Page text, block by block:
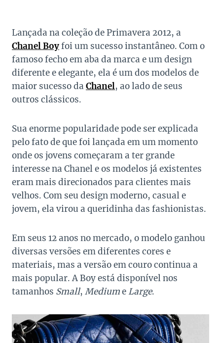
Lançada na coleção de Primavera 2012, a
Chanel Boyfoi um sucesso instantâneo. Com o
famoso fecho em aba da marca e um design
diferente e elegante, ela é um dos modelos de
maior sucesso da Chanel, ao lado de seus
outros clássicos.
Sua enorme popularidade pode ser explicada
pelo fato de que foi lançada em um momento
onde os jovens começaram a ter grande
interesse na Chanel e os modelos já existentes
eram mais direcionados para clientes mais
velhos. Com seu design moderno, casual e
jovem, ela virou a queridinha das fashionistas.
Em seus 12 anos no mercado, o modelo ganhou
diversas versões em diferentes cores e
materiais, mas a versão em couro continua a
mais popular. A Boy está disponível nos
tamanhos Small, Mediume Large.